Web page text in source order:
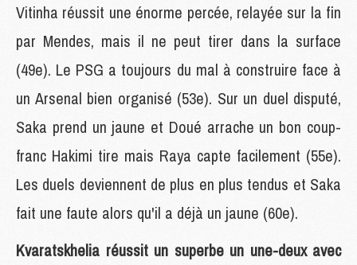
Vitinha réussit une énorme percée, relayée sur la fin
par Mendes, mais il ne peut tirer dans la surface
(49e). Le PSG a toujours du mal à construire face à
un Arsenal bien organisé (53e). Sur un duel disputé,
Saka prend un jaune et Doué arrache un bon coup-
franc Hakimi tire mais Raya capte facilement (55e).
Les duels deviennent de plus en plus tendus et Saka
fait une faute alors qu'il a déjà un jaune (60e).
Kvaratskhelia réussit un superbe un une-deux avec